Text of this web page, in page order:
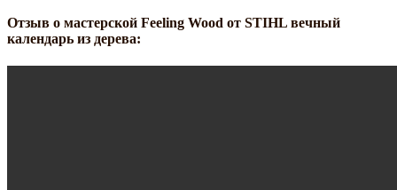
Отзыв о мастерской Feeling Wood от STIHL вечный
календарь из дерева: